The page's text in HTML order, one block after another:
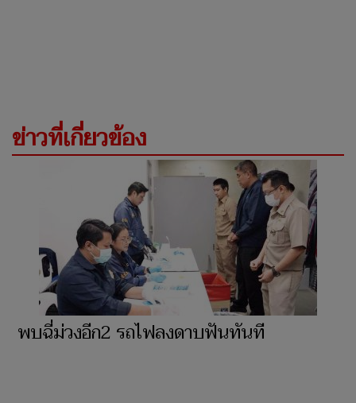
ข่าวที่เกี่ยวข้อง
พบฉี่ม่วงอีก2 รถไฟลงดาบฟันทันที